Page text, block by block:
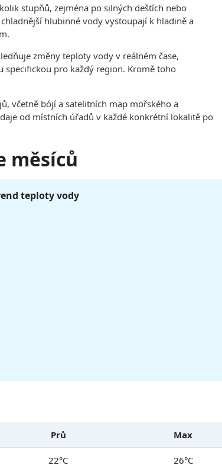
stupňů, zejména po silných deštích nebo
hlubinné vody vystoupají k hladině a
změny teploty vody v reálném čase,
specifickou pro každý region. Kromě toho
včetně bójí a satelitních map mořského a
od místních úřadů v každé konkrétní lokalitě po
měsíců
teploty vody
Prů Max
22°C 26°C